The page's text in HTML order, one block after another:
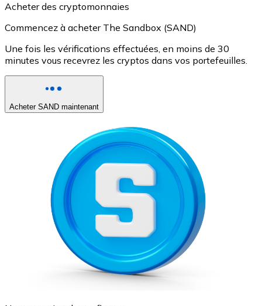
Acheter des cryptomonnaies
Commencez à acheter The Sandbox (SAND)
Une fois les vérifications effectuées, en moins de 30
minutes vous recevrez les cryptos dans vos portefeuilles.
Acheter SAND maintenant